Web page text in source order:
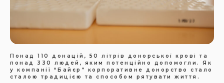
Понад 110 донацій, 50 літрів донорської крові та
понад 330 людей, яким потенційно допомогли. Як
у компанії “Байєр” корпоративне донорство стало
сталою традицією та способом рятувати життя.